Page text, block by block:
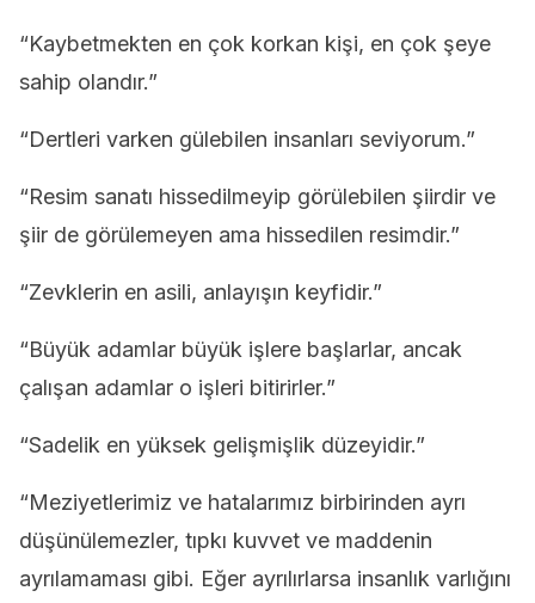
“Kaybetmekten en çok korkan kişi, en çok şeye
sahip olandır.”
“Dertleri varken gülebilen insanları seviyorum.”
“Resim sanatı hissedilmeyip görülebilen şiirdir ve
şiir de görülemeyen ama hissedilen resimdir.”
“Zevklerin en asili, anlayışın keyfidir.”
“Büyük adamlar büyük işlere başlarlar, ancak
çalışan adamlar o işleri bitirirler.”
“Sadelik en yüksek gelişmişlik düzeyidir.”
“Meziyetlerimiz ve hatalarımız birbirinden ayrı
düşünülemezler, tıpkı kuvvet ve maddenin
ayrılamaması gibi. Eğer ayrılırlarsa insanlık varlığını